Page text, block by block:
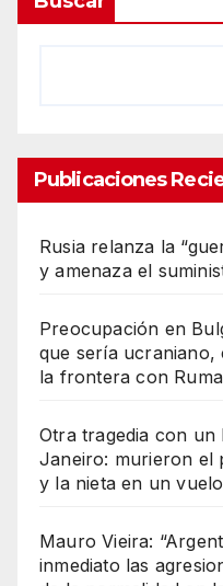
Publicaciones
Rusia relanza la
y amenaza el
Preocupación en
que sería ucraniano,
la frontera con
Otra tragedia con un
Janeiro: murieron el
y la nieta en un
Mauro Vieira:
inmediato las